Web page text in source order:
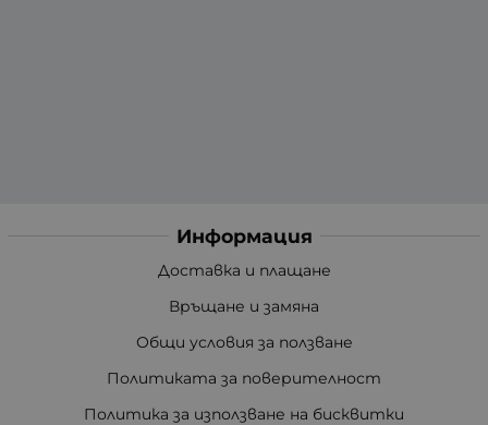
Информация
Доставка и плащане
Връщане и замяна
Общи условия за ползване
Политиката за поверителност
Политика за използване на бисквитки